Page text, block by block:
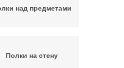
над предметами
Полки на стену